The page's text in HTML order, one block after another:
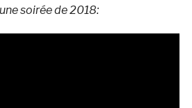
soirée de 2018: